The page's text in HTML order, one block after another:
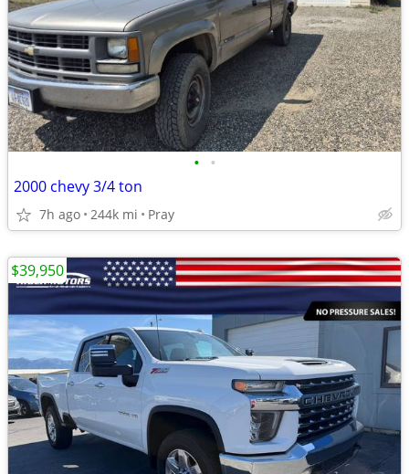
• •
2000 chevy 3/4 ton
7h ago 244k mi Pray
$39,950